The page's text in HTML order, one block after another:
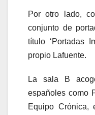
Por otro lado,
conjunto de
título ‘Portadas
propio Lafuente.
La sala B
españoles como
Equipo Crónica,